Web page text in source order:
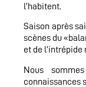
l’habitent.
Saison après
scènes du
et de
Nous
connaissances